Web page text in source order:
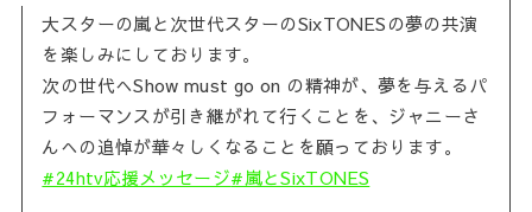
大スターの嵐と次世代スターのSixTONESの夢の共演
を楽しみにしております。
次の世代へShow must go on の精神が、夢を与えるパ
フォーマンスが引き継がれて行くことを、ジャニーさ
んへの追悼が華々しくなることを願っております。
#24htv応援メッセージ#嵐とSixTONES